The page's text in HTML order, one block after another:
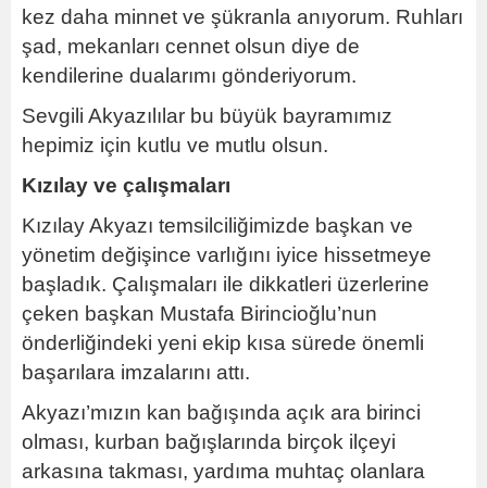
kez daha minnet ve şükranla anıyorum. Ruhları
şad, mekanları cennet olsun diye de
kendilerine dualarımı gönderiyorum.
Sevgili Akyazılılar bu büyük bayramımız
hepimiz için kutlu ve mutlu olsun.
Kızılay ve çalışmaları
Kızılay Akyazı temsilciliğimizde başkan ve
yönetim değişince varlığını iyice hissetmeye
başladık. Çalışmaları ile dikkatleri üzerlerine
çeken başkan Mustafa Birincioğlu’nun
önderliğindeki yeni ekip kısa sürede önemli
başarılara imzalarını attı.
Akyazı’mızın kan bağışında açık ara birinci
olması, kurban bağışlarında birçok ilçeyi
arkasına takması, yardıma muhtaç olanlara